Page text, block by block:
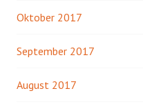
Oktober 2017
September 2017
August 2017